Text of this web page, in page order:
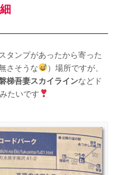
タンプがあったから寄った
さそうな
）場所ですが、
梯吾妻スカイラインなどド
たいです